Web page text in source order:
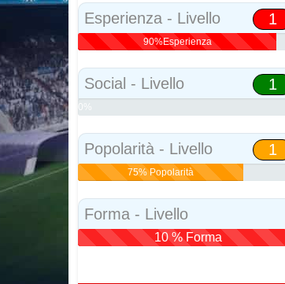
Esperienza - Livello 1
90%Esperienza
Social - Livello 1
0%
Popolarità - Livello 1
75% Popolarità
Forma - Livello
10 % Forma